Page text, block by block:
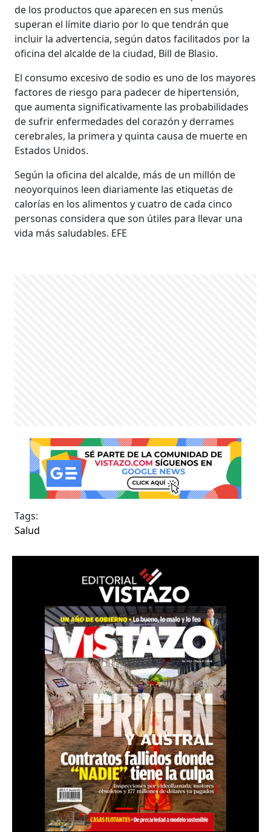
de los productos que aparecen en sus menús
superan el límite diario por lo que tendrán que
incluir la advertencia, según datos facilitados por la
oficina del alcalde de la ciudad, Bill de Blasio.
El consumo excesivo de sodio es uno de los mayores
factores de riesgo para padecer de hipertensión,
que aumenta significativamente las probabilidades
de sufrir enfermedades del corazón y derrames
cerebrales, la primera y quinta causa de muerte en
Estados Unidos.
Según la oficina del alcalde, más de un millón de
neoyorquinos leen diariamente las etiquetas de
calorías en los alimentos y cuatro de cada cinco
personas considera que son útiles para llevar una
vida más saludables. EFE
Tags:
Salud